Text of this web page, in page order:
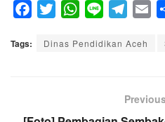
o
i
r
W
a
p
n
l
r
a
Tags: Dinas Pendidikan Aceh